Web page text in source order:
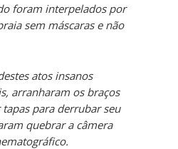
foram interpelados por
sem máscaras e não
atos insanos
arranharam os braços
para derrubar seu
quebrar a câmera